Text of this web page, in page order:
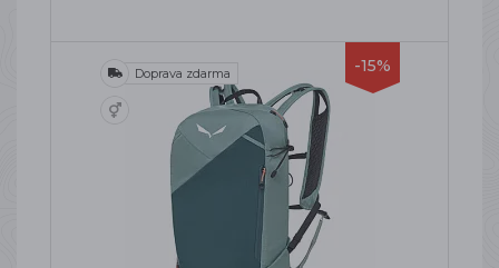
-15%
Doprava zdarma